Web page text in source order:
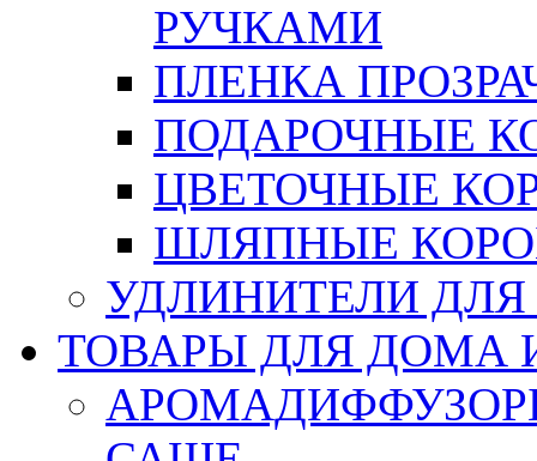
РУЧКАМИ
ПЛЕНКА
ПОДАРОЧНЫЕ
ЦВЕТОЧНЫЕ
ШЛЯПНЫЕ
УДЛИНИТЕЛИ
ТОВАРЫ ДЛЯ ДОМА